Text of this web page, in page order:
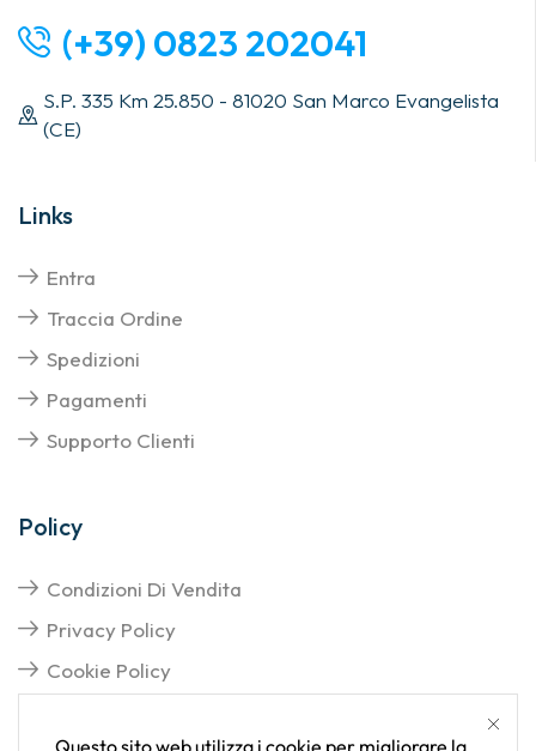
Questo sito web utilizza i cookie per migliorare la
(+39) 0823 202041
S.P. 335 Km 25.850 - 81020 San Marco Evangelista
(CE)
Links
Entra
Traccia Ordine
Spedizioni
Pagamenti
Supporto Clienti
Policy
Condizioni Di Vendita
Privacy Policy
Cookie Policy